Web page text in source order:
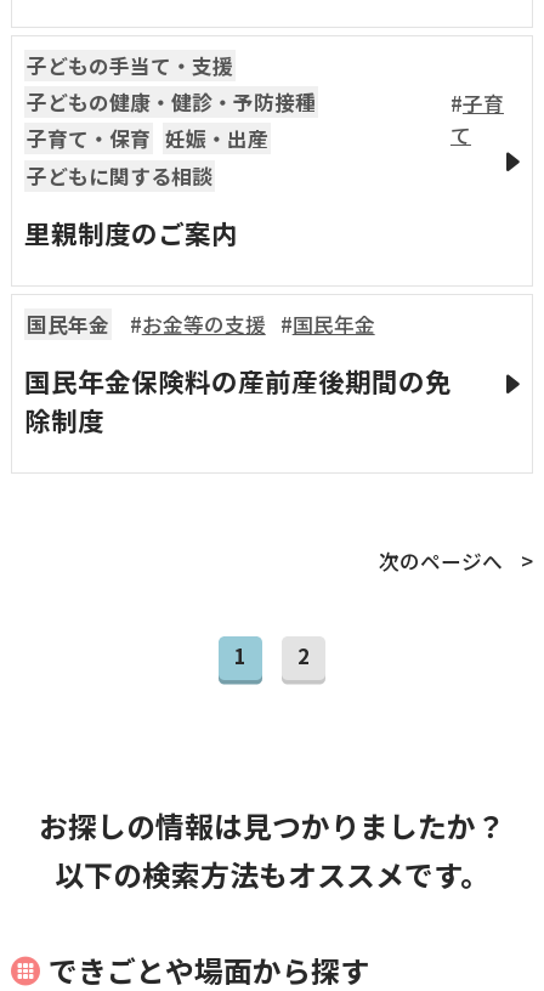
子どもの手当て・支援
子どもの健康・健診・予防接種
子育て・保育 妊娠・出産
子どもに関する相談
子育
て
里親制度のご案内
国民年金 お金等の支援 国民年金
国民年金保険料の産前産後期間の免
除制度
次のページへ
1 2
お探しの情報は見つかりましたか？
以下の検索方法もオススメです。
できごとや場面から探す